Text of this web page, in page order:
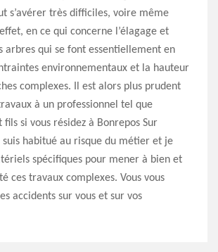
s’avérer très difficiles, voire même
en ce qui concerne l’élagage et
arbres qui se font essentiellement en
environnementaux et la hauteur
complexes. Il est alors plus prudent
à un professionnel tel que
fils si vous résidez à Bonrepos Sur
suis habitué au risque du métier et je
spécifiques pour mener à bien et
ces travaux complexes. Vous vous
accidents sur vous et sur vos